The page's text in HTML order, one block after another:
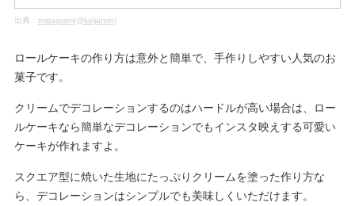
出典： instagram(@keijunrin)
ロールケーキの作り方は意外と簡単で、手作りしやすい人気のお
菓子です。
クリームでデコレーションするのはハードルが高い場合は、ロー
ルケーキなら簡単なデコレーションでもインスタ映えする可愛い
ケーキが作れますよ。
スクエア型に焼いた生地にたっぷりクリームを塗った作り方な
ら、デコレーションはシンプルでも美味しくいただけます。